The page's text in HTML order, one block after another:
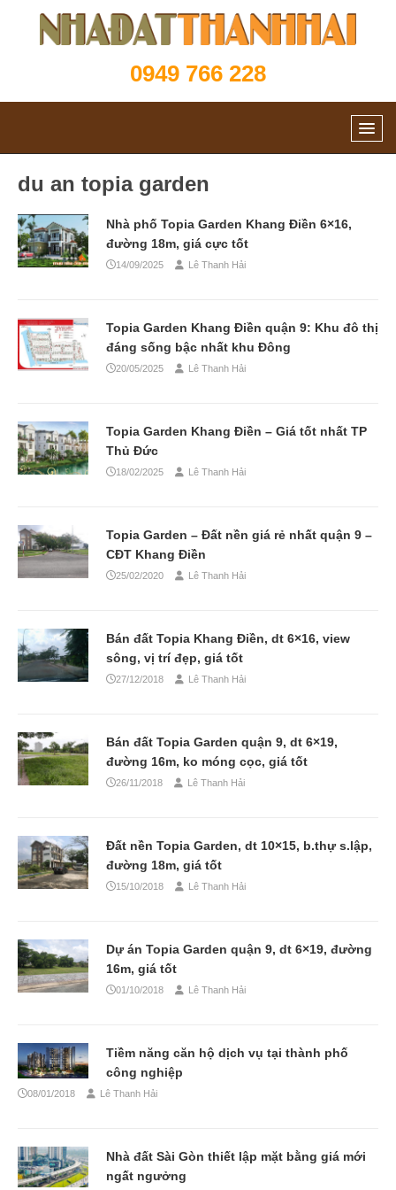
0949 766 228
du an topia garden
Nhà phố Topia Garden Khang Điền 6×16,
đường 18m, giá cực tốt
14/09/2025 Lê Thanh Hải
Topia Garden Khang Điền quận 9: Khu đô thị
đáng sống bậc nhất khu Đông
20/05/2025 Lê Thanh Hải
Topia Garden Khang Điền – Giá tốt nhất TP
Thủ Đức
18/02/2025 Lê Thanh Hải
Topia Garden – Đất nền giá rẻ nhất quận 9 –
CĐT Khang Điền
25/02/2020 Lê Thanh Hải
Bán đất Topia Khang Điền, dt 6×16, view
sông, vị trí đẹp, giá tốt
27/12/2018 Lê Thanh Hải
Bán đất Topia Garden quận 9, dt 6×19,
đường 16m, ko móng cọc, giá tốt
26/11/2018 Lê Thanh Hải
Đất nền Topia Garden, dt 10×15, b.thự s.lập,
đường 18m, giá tốt
15/10/2018 Lê Thanh Hải
Dự án Topia Garden quận 9, dt 6×19, đường
16m, giá tốt
01/10/2018 Lê Thanh Hải
Tiềm năng căn hộ dịch vụ tại thành phố
công nghiệp
08/01/2018 Lê Thanh Hải
Nhà đất Sài Gòn thiết lập mặt bằng giá mới
ngất ngưởng